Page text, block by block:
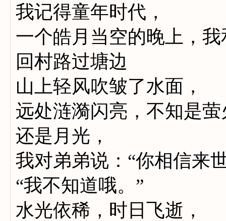
我记得童年时代，
一个皓月当空的晚上，
回村路过塘边
山上轻风吹皱了水面，
远处涟漪闪亮，不知是萤
还是月光，
我对弟弟说：“你相信来
“我不知道哦。”
水光依稀，时日飞逝，